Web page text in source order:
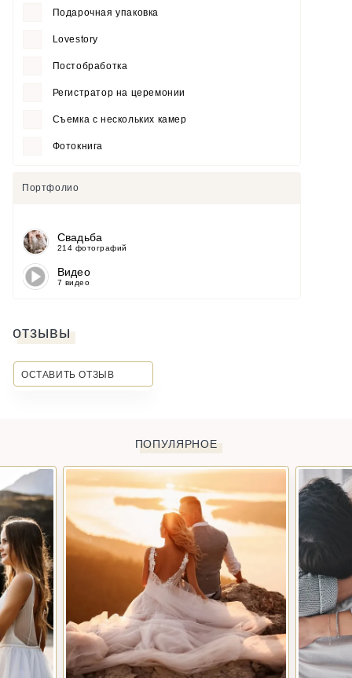
Подарочная упаковка
Lovestory
Постобработка
Регистратор на церемонии
Съемка с нескольких камер
Фотокнига
Портфолио
Свадьба
214 фотографий
Видео
7 видео
отзывы
ОСТАВИТЬ ОТЗЫВ
ПОПУЛЯРНОЕ